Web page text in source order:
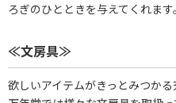
ろぎのひとときを与えてくれます。
≪文房具≫
欲しいアイテムがきっとみつかる